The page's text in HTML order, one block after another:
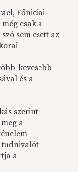
Főniciai
csak a
sem esett az
kevesebb
és a
szerint
a
tudnivalót
a